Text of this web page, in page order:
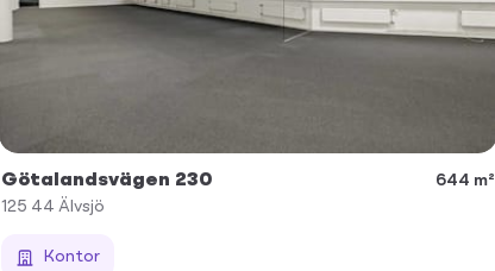
Götalandsvägen 230
644 m²
125 44 Älvsjö
Kontor